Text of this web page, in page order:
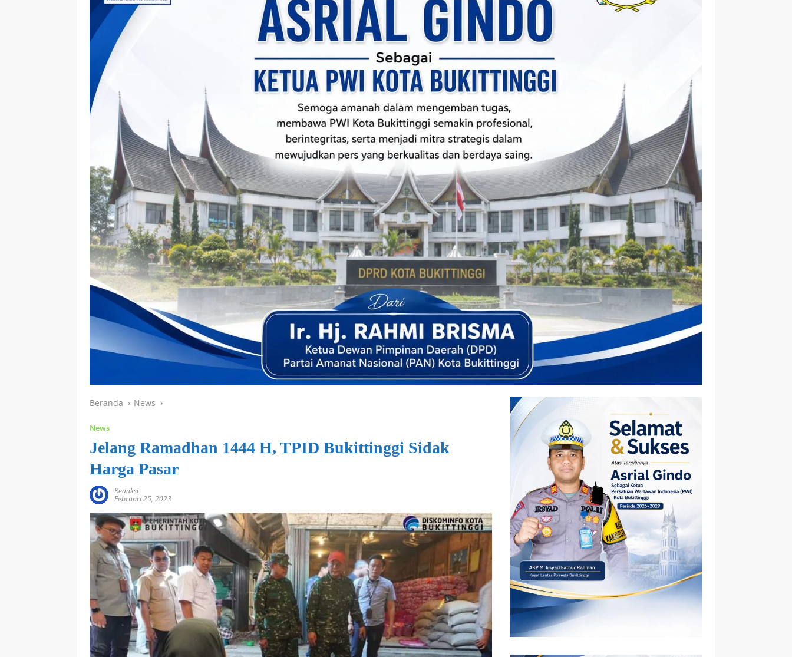
Beranda News
News
Jelang Ramadhan 1444 H, TPID Bukittinggi Sidak
Harga Pasar
Redaksi
Februari 25, 2023